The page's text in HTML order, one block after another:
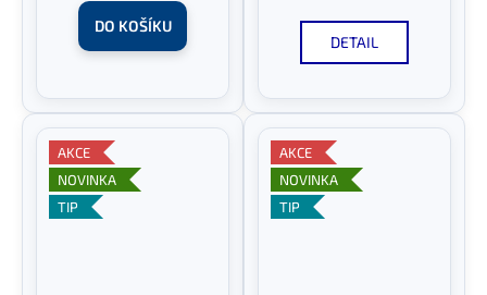
DO KOŠÍKU
DETAIL
AKCE
NOVINKA
TIP
AKCE
NOVINKA
TIP